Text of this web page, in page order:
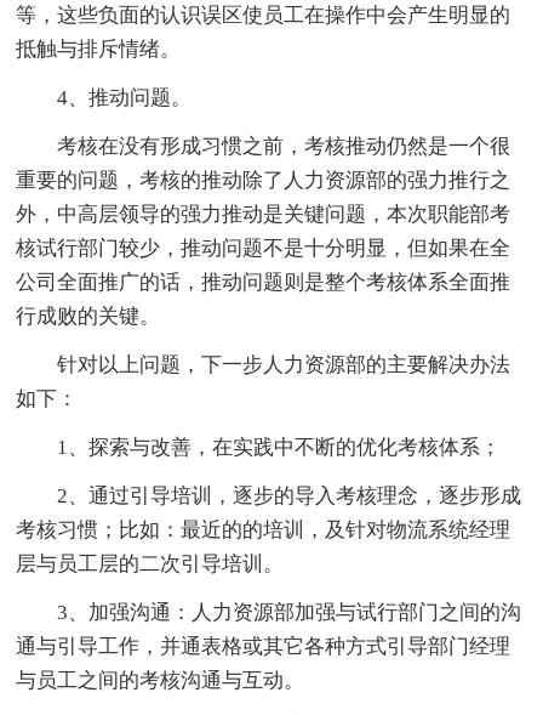
等，这些负面的认识误区使员工在操作中会产生明显的
抵触与排斥情绪。
4、推动问题。
考核在没有形成习惯之前，考核推动仍然是一个很
重要的问题，考核的推动除了人力资源部的强力推行之
外，中高层领导的强力推动是关键问题，本次职能部考
核试行部门较少，推动问题不是十分明显，但如果在全
公司全面推广的话，推动问题则是整个考核体系全面推
行成败的关键。
针对以上问题，下一步人力资源部的主要解决办法
如下：
1、探索与改善，在实践中不断的优化考核体系；
2、通过引导培训，逐步的导入考核理念，逐步形成
考核习惯；比如：最近的的培训，及针对物流系统经理
层与员工层的二次引导培训。
3、加强沟通：人力资源部加强与试行部门之间的沟
通与引导工作，并通表格或其它各种方式引导部门经理
与员工之间的考核沟通与互动。